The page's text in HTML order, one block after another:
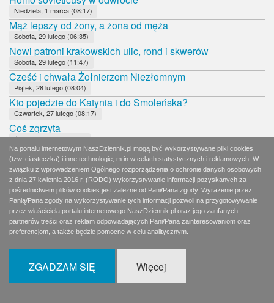
Niedziela, 1 marca (08:17)
Mąż lepszy od żony, a żona od męża
Sobota, 29 lutego (06:35)
Nowi patroni krakowskich ulic, rond i skwerów
Sobota, 29 lutego (11:47)
Cześć i chwała Żołnierzom Niezłomnym
Piątek, 28 lutego (08:04)
Kto pojedzie do Katynia i do Smoleńska?
Czwartek, 27 lutego (08:17)
Coś zgrzyta
Środa, 26 lutego (08:13)
Mecz hokeja na zamarzniętej tafli Morskiego Oka
Wtorek, 25 lutego (08:00)
Bojaźliwy Tusk
Poniedziałek, 24 lutego (08:18)
Czy Zjednoczona Prawica jest w kryzysie?
Niedziela, 23 lutego (11:43)
Naturalny kłopot rządzących z NIK
Piątek, 21 lutego (08:10)
Kto za nimi stoi?
Na portalu internetowym NaszDziennik.pl mogą być wykorzystywane pliki cookies
(tzw. ciasteczka) i inne technologie, m.in w celach statystycznych i reklamowych. W
związku z wprowadzeniem Ogólnego rozporządzenia o ochronie danych osobowych
z dnia 27 kwietnia 2016 r. (RODO) wykorzystywanie informacji pozyskanych za
pośrednictwem plików cookies jest zależne od Pani/Pana zgody. Wyrażenie przez
Panią/Pana zgody na wykorzystywanie tych informacji pozwoli na przygotowywanie
przez właściciela portalu internetowego NaszDziennik.pl oraz jego zaufanych
partnerów treści oraz reklam odpowiadających Pani/Pana zainteresowaniom oraz
preferencjom, a także będzie pomocne w celu analitycznym.
ZGADZAM SIĘ Więcej